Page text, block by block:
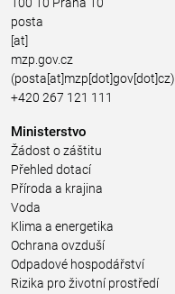
posta
[at]
mzp.gov.cz
(posta[at]mzp[dot]gov[dot]cz)
+420 267 121 111
Ministerstvo
Žádost o záštitu
Přehled dotací
Příroda a krajina
Voda
Klima a energetika
Ochrana ovzduší
Odpadové hospodářství
Rizika pro životní prostředí